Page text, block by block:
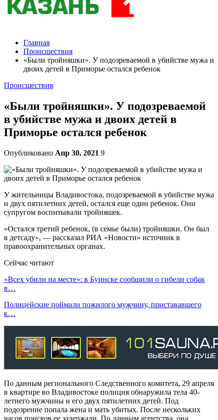
Главная
Происшествия
«Были тройняшки». У подозреваемой в убийстве мужа и
двоих детей в Приморье остался ребенок
Происшествия
«Были тройняшки». У подозреваемой
в убийстве мужа и двоих детей в
Приморье остался ребенок
Опубликовано Апр 30, 2021 9
У жительницы Владивостока, подозреваемой в убийстве мужа
и двух пятилетних детей, остался еще один ребенок. Они
супругом воспитывали тройняшек.
«Остался третий ребенок, (в семье были) тройняшки. Он был
в детсаду», — рассказал РИА «Новости» источник в
правоохранительных органах.
Сейчас читают
«Всех убили на месте»: в Буинске сообщили о гибели собак
в…
Полицейские поймали пожилого мужчину, пристававшего
к…
По данным регионального Следственного комитета, 29 апреля
в квартире во Владивостоке полиция обнаружила тела 40-
летнего мужчины и его двух пятилетних детей. Под
подозрение попала жена и мать убитых. После нескольких
часов поисков ее задержали. По данным агентства, она